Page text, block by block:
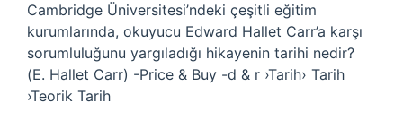
Cambridge Üniversitesi’ndeki çeşitli eğitim
kurumlarında, okuyucu Edward Hallet Carr’a karşı
sorumluluğunu yargıladığı hikayenin tarihi nedir?
(E. Hallet Carr) -Price & Buy -d & r ›Tarih› Tarih
›Teorik Tarih